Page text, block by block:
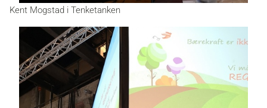
Kent Mogstad i Tenketanken